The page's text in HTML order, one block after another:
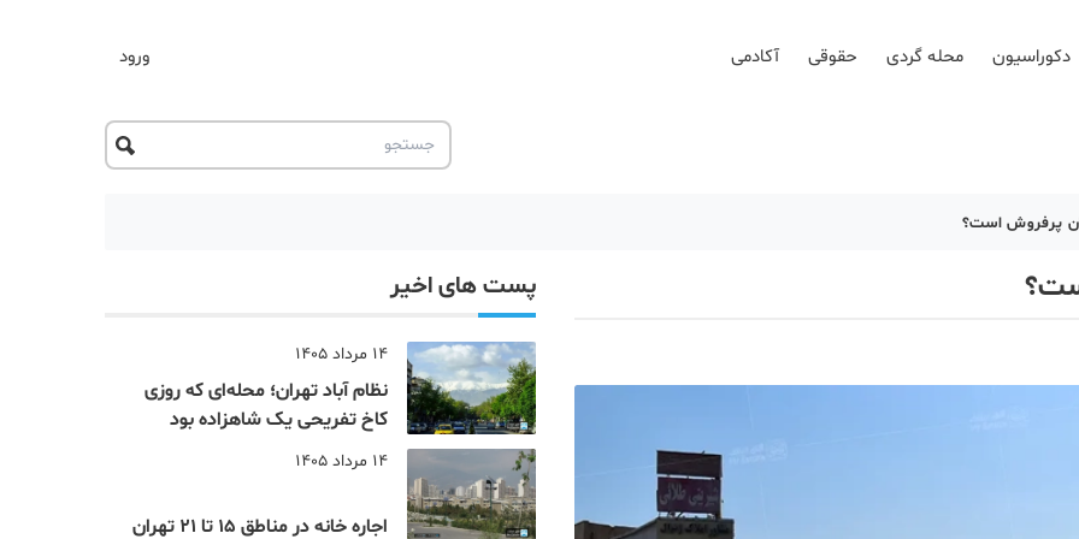
دکوراسیون محله گردی حقوقی آکادمی ورود
پست های اخیر
14 مرداد 1405
نظام‌ آباد تهران؛ محله‌ای که روزی
کاخ تفریحی یک شاهزاده بود
14 مرداد 1405
اجاره خانه در مناطق 15 تا 21 تهران